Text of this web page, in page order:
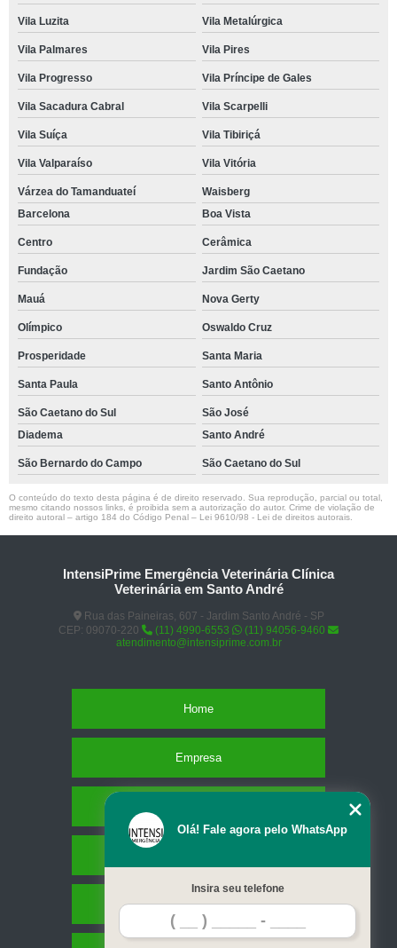
Vila Luzita Vila Metalúrgica
Vila Palmares Vila Pires
Vila Progresso Vila Príncipe de Gales
Vila Sacadura Cabral Vila Scarpelli
Vila Suíça Vila Tibiriçá
Vila Valparaíso Vila Vitória
Várzea do Tamanduateí
Waisberg
Barcelona
Boa Vista
Centro Cerâmica
Fundação Jardim São Caetano
Mauá Nova Gerty
Olímpico Oswaldo Cruz
Prosperidade Santa Maria
Santa Paula Santo Antônio
São Caetano do Sul
São José
Diadema
Santo André
São Bernardo do Campo São Caetano do Sul
O conteúdo do texto desta página é de direito reservado. Sua reprodução, parcial ou total,
mesmo citando nossos links, é proibida sem a autorização do autor. Crime de violação de
direito autoral – artigo 184 do Código Penal – Lei 9610/98 - Lei de direitos autorais
IntensiPrime Emergência Veterinária Clínica
Veterinária em Santo André
Rua das Paineiras, 607 - Jardim Santo André - SP
CEP: 09070-220
(11) 4990-6553
(11) 94056-9460
atendimento@intensiprime.com.br
Home
Empresa
Contato
Olá! Fale agora pelo WhatsApp
Insira seu telefone